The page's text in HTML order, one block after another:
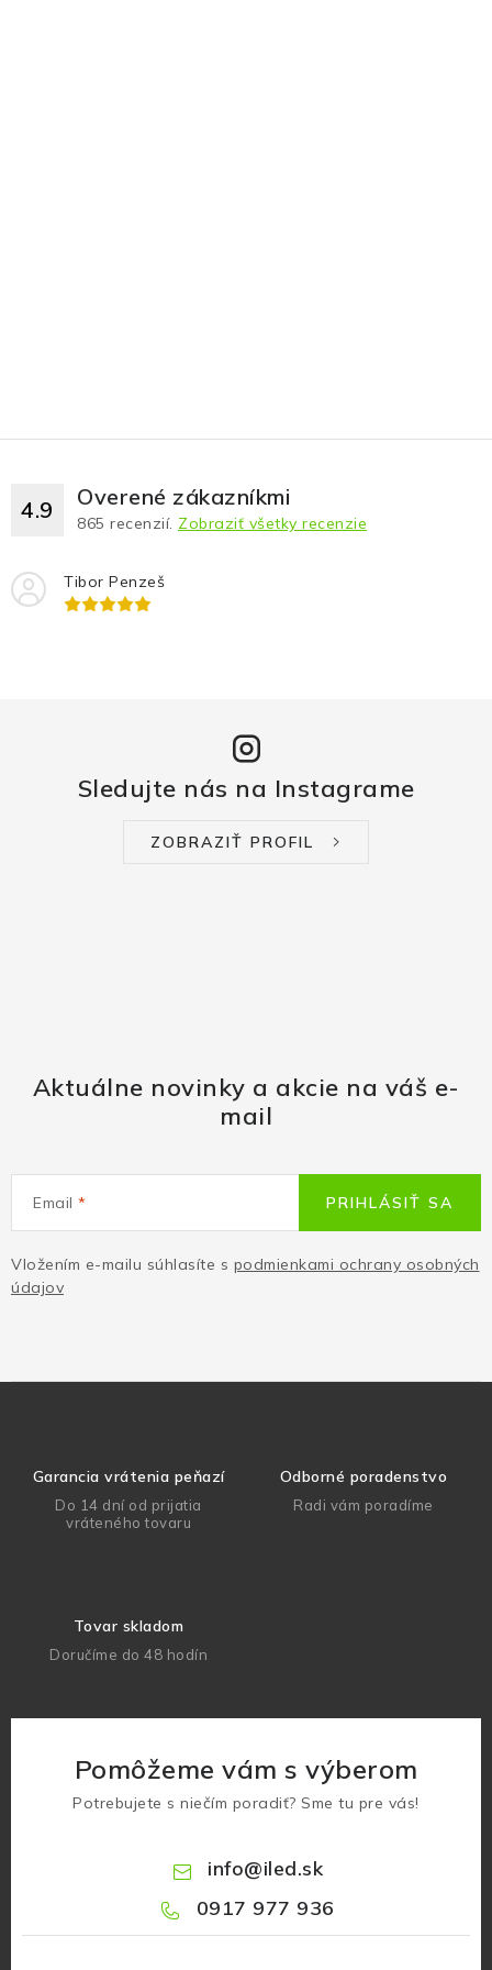
4.9 Overené zákazníkmi
865 recenzií. Zobraziť všetky recenzie
Tibor Penzeš
Sledujte nás na Instagrame
ZOBRAZIŤ PROFIL
Aktuálne novinky a akcie na váš e-
mail
Email
Vložením e-mailu súhlasíte s podmienkami ochrany osobných
údajov
PRIHLÁSIŤ SA
Garancia vrátenia peňazí
Do 14 dní od prijatia
vráteného tovaru
Odborné poradenstvo
Radi vám poradíme
Tovar skladom
Doručíme do 48 hodín
Pomôžeme vám s výberom
Potrebujete s niečím poradiť? Sme tu pre vás!
info@iled.sk
0917 977 936